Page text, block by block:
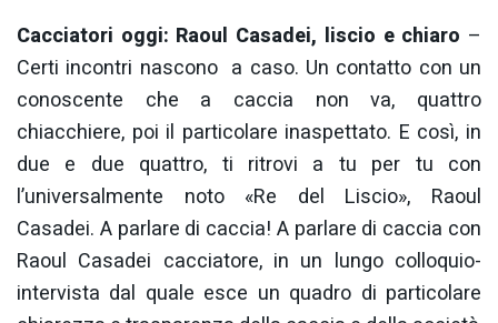
Cacciatori oggi: Raoul Casadei, liscio e chiaro –
Certi incontri nascono a caso. Un contatto con un
conoscente che a caccia non va, quattro
chiacchiere, poi il particolare inaspettato. E così, in
due e due quattro, ti ritrovi a tu per tu con
l’universalmente noto «Re del Liscio», Raoul
Casadei. A parlare di caccia! A parlare di caccia con
Raoul Casadei cacciatore, in un lungo colloquio-
intervista dal quale esce un quadro di particolare